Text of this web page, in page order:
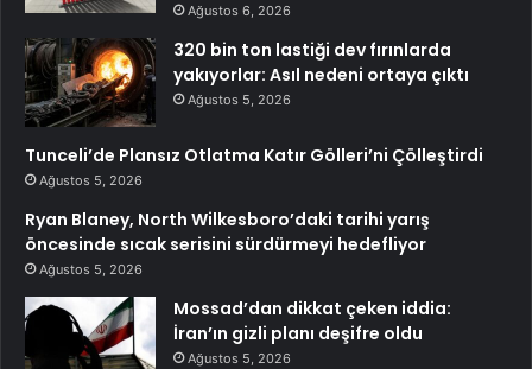
Ağustos 6, 2026
320 bin ton lastiği dev fırınlarda
yakıyorlar: Asıl nedeni ortaya çıktı
Ağustos 5, 2026
Tunceli’de Plansız Otlatma Katır Gölleri’ni Çölleştirdi
Ağustos 5, 2026
Ryan Blaney, North Wilkesboro’daki tarihi yarış
öncesinde sıcak serisini sürdürmeyi hedefliyor
Ağustos 5, 2026
Mossad’dan dikkat çeken iddia:
İran’ın gizli planı deşifre oldu
Ağustos 5, 2026